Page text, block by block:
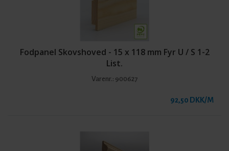
Fodpanel Skovshoved - 15 x 118 mm Fyr U / S 1-2
List.
Varenr.: 900627
92,50 DKK/M